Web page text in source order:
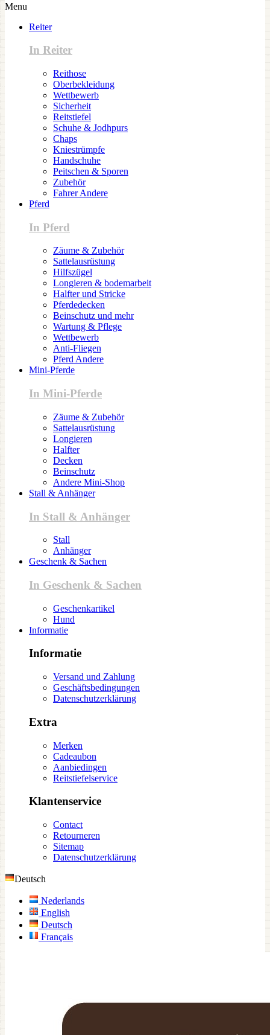
Menu
Reiter
In Reiter
Reithose
Oberbekleidung
Wettbewerb
Sicherheit
Reitstiefel
Schuhe & Jodhpurs
Chaps
Kniestrümpfe
Handschuhe
Peitschen & Sporen
Zubehör
Fahrer Andere
Pferd
In Pferd
Zäume & Zubehör
Sattelausrüstung
Hilfszügel
Longieren & bodemarbeit
Halfter und Stricke
Pferdedecken
Beinschutz und mehr
Wartung & Pflege
Wettbewerb
Anti-Fliegen
Pferd Andere
Mini-Pferde
In Mini-Pferde
Zäume & Zubehör
Sattelausrüstung
Longieren
Halfter
Decken
Beinschutz
Andere Mini-Shop
Stall & Anhänger
In Stall & Anhänger
Stall
Anhänger
Geschenk & Sachen
In Geschenk & Sachen
Geschenkartikel
Hund
Informatie
Informatie
Versand und Zahlung
Geschäftsbedingungen
Datenschutzerklärung
Extra
Merken
Cadeaubon
Aanbiedingen
Reitstiefelservice
Klantenservice
Contact
Retourneren
Sitemap
Datenschutzerklärung
Deutsch
Nederlands
English
Deutsch
Français